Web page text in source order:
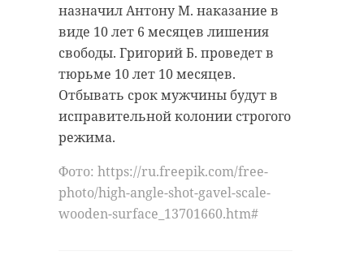
назначил Антону М. наказание в
виде 10 лет 6 месяцев лишения
свободы. Григорий Б. проведет в
тюрьме 10 лет 10 месяцев.
Отбывать срок мужчины будут в
исправительной колонии строгого
режима.
Фото: https://ru.freepik.com/free-
photo/high-angle-shot-gavel-scale-
wooden-surface_13701660.htm#
Параллельно ведется подготовка к
ремонту квартир, залитых дождем
во время ремонта дома. Рабочие
снимают старый линолеум,
обрабатывают помещения от
плесени и занимаются просушкой
комнат.
Кроме того, специалисты по
электрике, тепловым и газовым
сетям выполняют